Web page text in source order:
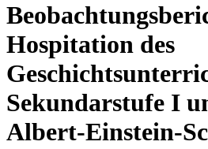
Hospitation des
Sekundarstufe I
Albert-Einstein-